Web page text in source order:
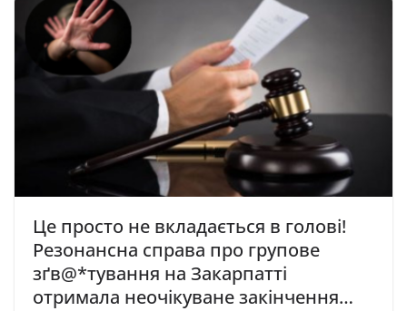
Це просто не вкладається в голові!
Резонансна справа про гpупове
зґв@*тування на Закарпатті
отримала неочікуване закінчення…